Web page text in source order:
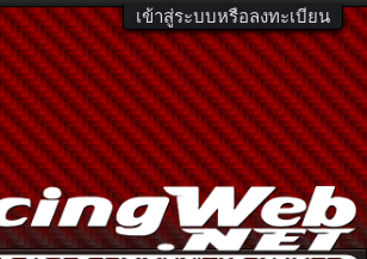
เข้าสู่ระบบหรือลงทะเบียน